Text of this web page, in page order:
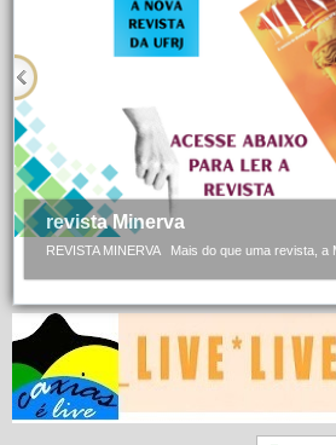
revista Minerva
REVISTA MINERVA Mais do que uma revista, a